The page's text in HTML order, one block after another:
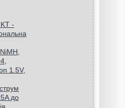
-
1.5V,
до